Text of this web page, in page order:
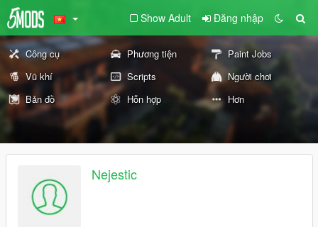
Show Adult Đăng nhập
Công cụ Phương tiện
Paint Jobs
Vũ khí
Scripts
Người chơi
Bản đồ
Hỗn hợp Hơn
Nejestic